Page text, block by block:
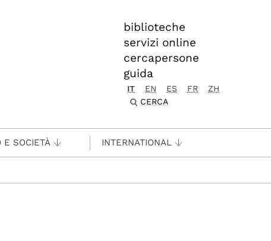
biblioteche
servizi online
cercapersone
guida
IT EN ES FR
ZH
CERCA
E SOCIETÀ INTERNATIONAL